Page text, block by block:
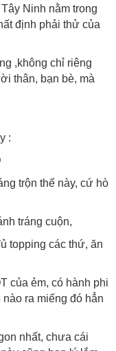
Ninh nằm trong
định phải thử của
,không chỉ riêng
thân, bạn bè, mà
:
trộn thế này, cứ hò
tráng cuộn,
topping các thứ, ăn
của ẻm, có hành phi
ra miếng đó hẳn
nhất, chưa cái